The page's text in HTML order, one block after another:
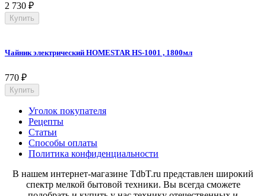
2 730 ₽
Купить
Чайник электрический HOMESTAR HS-1001 , 1800мл
770 ₽
Купить
Уголок покупателя
Рецепты
Статьи
Способы оплаты
Политика конфиденциальности
В нашем интернет-магазине TdbT.ru представлен широкий
спектр мелкой бытовой техники. Вы всегда сможете